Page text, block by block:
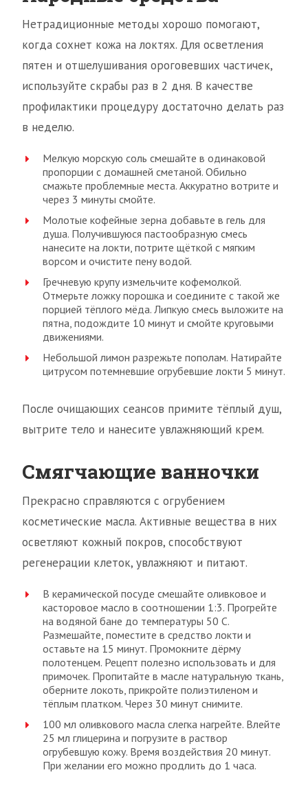
Нетрадиционные методы хорошо помогают,
когда сохнет кожа на локтях. Для осветления
пятен и отшелушивания ороговевших частичек,
используйте скрабы раз в 2 дня. В качестве
профилактики процедуру достаточно делать раз
в неделю.
Мелкую морскую соль смешайте в одинаковой
пропорции с домашней сметаной. Обильно
смажьте проблемные места. Аккуратно вотрите и
через 3 минуты смойте.
Молотые кофейные зерна добавьте в гель для
душа. Получившуюся пастообразную смесь
нанесите на локти, потрите щёткой с мягким
ворсом и очистите пену водой.
Гречневую крупу измельчите кофемолкой.
Отмерьте ложку порошка и соедините с такой же
порцией тёплого мёда. Липкую смесь выложите на
пятна, подождите 10 минут и смойте круговыми
движениями.
Небольшой лимон разрежьте пополам. Натирайте
цитрусом потемневшие огрубевшие локти 5 минут.
После очищающих сеансов примите тёплый душ,
вытрите тело и нанесите увлажняющий крем.
Смягчающие ванночки
Прекрасно справляются с огрубением
косметические масла. Активные вещества в них
осветляют кожный покров, способствуют
регенерации клеток, увлажняют и питают.
В керамической посуде смешайте оливковое и
касторовое масло в соотношении 1:3. Прогрейте
на водяной бане до температуры 50 С.
Размешайте, поместите в средство локти и
оставьте на 15 минут. Промокните дёрму
полотенцем. Рецепт полезно использовать и для
примочек. Пропитайте в масле натуральную ткань,
оберните локоть, прикройте полиэтиленом и
тёплым платком. Через 30 минут снимите.
100 мл оливкового масла слегка нагрейте. Влейте
25 мл глицерина и погрузите в раствор
огрубевшую кожу. Время воздействия 20 минут.
При желании его можно продлить до 1 часа.